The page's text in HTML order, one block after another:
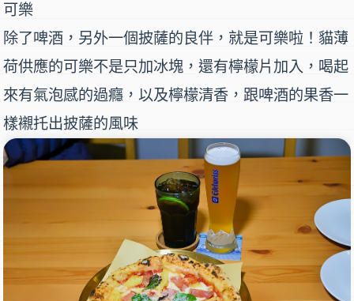
可樂
除了啤酒，另外一個披薩的良伴，就是可樂啦！貓薄
荷供應的可樂不是只加冰塊，還有檸檬片加入，喝起
來有氣泡感的過癮，以及檸檬清香，跟啤酒的果香一
樣襯托出披薩的風味